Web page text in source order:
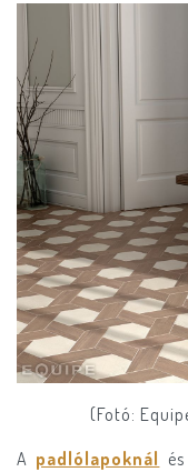
(Fotó:
A padlólapoknál